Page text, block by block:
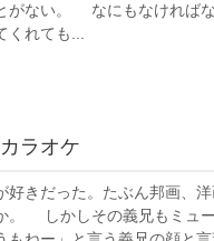
がない。 なにもなければな
くれても...
ラオケ
きだった。たぶん邦画、洋
。 しかしその義兄もミュー